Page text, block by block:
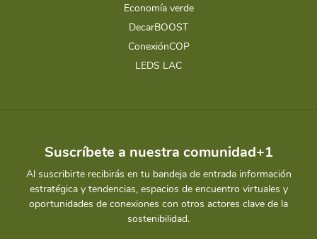
Economía verde
DecarBOOST
ConexiónCOP
LEDS LAC
Suscríbete a nuestra comunidad+1
Al suscribirte recibirás en tu bandeja de entrada información
estratégica y tendencias, espacios de encuentro virtuales y
oportunidades de conexiones con otros actores clave de la
sostenibilidad.